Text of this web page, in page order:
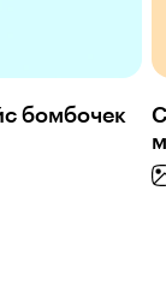
бомбочек